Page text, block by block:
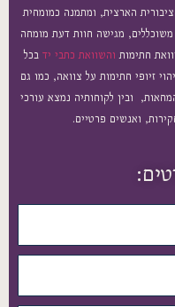
הארצית, ומתמנה כמומחית
מגישה חוות דעת מומחה
חתימות והשוואת כתבי יד בכל
זיופי חתימות על צוואה, כמו גם
ובין לקוחותיה נמצא עורכי
ואנשים פרטיים.